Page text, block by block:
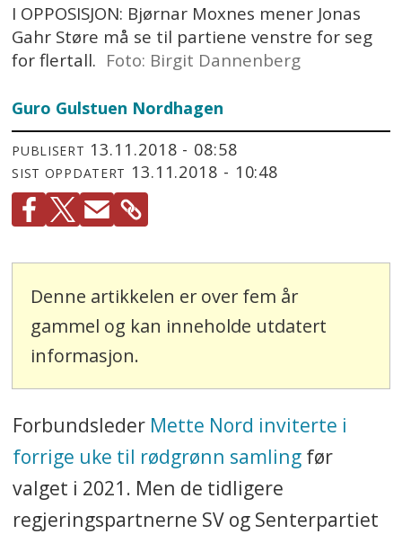
I OPPOSISJON: Bjørnar Moxnes mener Jonas
Gahr Støre må se til partiene venstre for seg
for flertall. Foto: Birgit Dannenberg
Guro Gulstuen Nordhagen
PUBLISERT 13.11.2018 - 08:58
SIST OPPDATERT 13.11.2018 - 10:48
Denne artikkelen er over fem år
gammel og kan inneholde utdatert
informasjon.
Forbundsleder Mette Nord inviterte i
forrige uke til rødgrønn samlingfør
valget i 2021. Men de tidligere
regjeringspartnerne SV og Senterpartiet